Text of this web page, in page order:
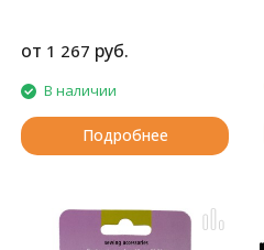
от 1 267 руб.
В наличии
Подробнее